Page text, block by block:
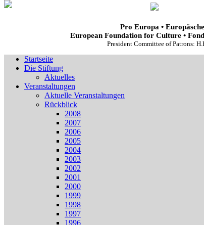
Pro Europa •
European Foundation for Culture •
President Committee of Patrons:
Startseite
Die Stiftung
Aktuelles
Veranstaltungen
Aktuelle Veranstaltungen
Rückblick
2008
2007
2006
2005
2004
2003
2002
2001
2000
1999
1998
1997
1996